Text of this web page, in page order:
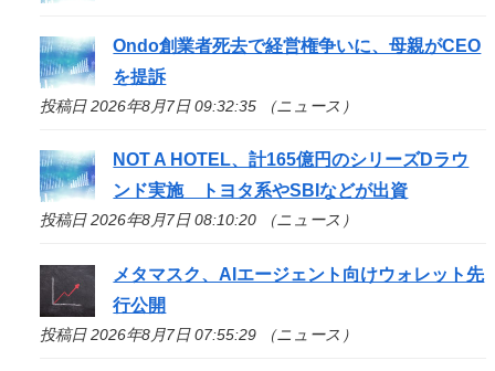
Ondo創業者死去で経営権争いに、母親がCEO
を提訴
投稿日 2026年8月7日 09:32:35 （ニュース）
NOT A HOTEL、計165億円のシリーズDラウ
ンド実施 トヨタ系やSBIなどが出資
投稿日 2026年8月7日 08:10:20 （ニュース）
メタマスク、AIエージェント向けウォレット先
行公開
投稿日 2026年8月7日 07:55:29 （ニュース）